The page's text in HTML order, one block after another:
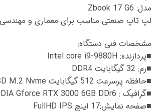
مدل: Zbook 17 G6
لپ تاپ صنعتی مناسب برای معماری و
مشخصات فنی دستگاه:
■پردازنده: Intel core i9-9880H
■رم: 32 گیگابایت DDR4
■حافظه پرسرعت 512 گیگابایت SSD M.2 Nvme
■گرافیک : NVIDIA Gforce RTX 3000 6GB DDr6
■صفحه نمایش:17 اینچ FullHD IPS